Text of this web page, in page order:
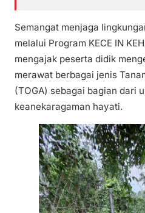
Semangat menjaga
melalui Program KECE IN
mengajak peserta didik
merawat berbagai jenis
(TOGA) sebagai bagian dari
keanekaragaman hayati.